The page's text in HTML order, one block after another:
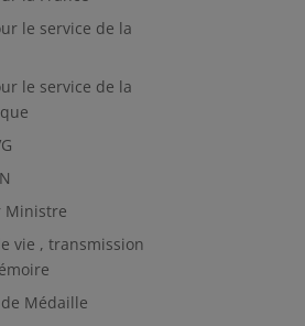
le service de la
le service de la
Ministre
vie , transmission
Médaille